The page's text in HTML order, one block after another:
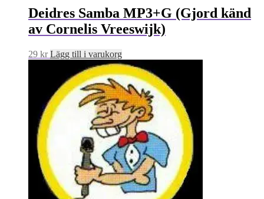
Deidres Samba MP3+G (Gjord känd
av Cornelis Vreeswijk)
29 kr Lägg till i varukorg